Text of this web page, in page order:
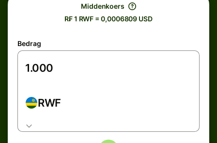
Middenkoers
R₣ 1 RWF = 0,0006809 USD
Bedrag
RWF